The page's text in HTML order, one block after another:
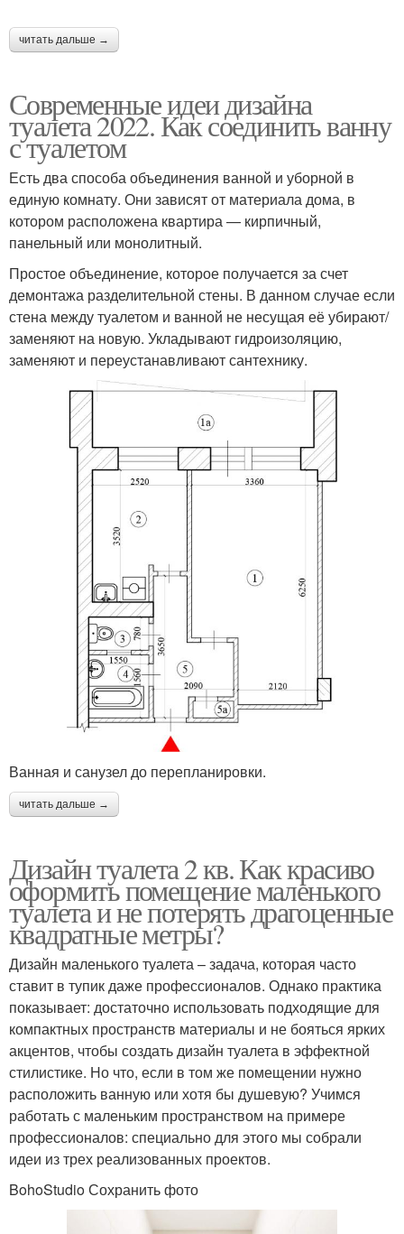
читать дальше →
Современные идеи дизайна
туалета 2022. Как соединить ванну
с туалетом
Есть два способа объединения ванной и уборной в
единую комнату. Они зависят от материала дома, в
котором расположена квартира — кирпичный,
панельный или монолитный.
Простое объединение, которое получается за счет
демонтажа разделительной стены. В данном случае если
стена между туалетом и ванной не несущая её убирают/
заменяют на новую. Укладывают гидроизоляцию,
заменяют и переустанавливают сантехнику.
Ванная и санузел до перепланировки.
читать дальше →
Дизайн туалета 2 кв. Как красиво
оформить помещение маленького
туалета и не потерять драгоценные
квадратные метры?
Дизайн маленького туалета – задача, которая часто
ставит в тупик даже профессионалов. Однако практика
показывает: достаточно использовать подходящие для
компактных пространств материалы и не бояться ярких
акцентов, чтобы создать дизайн туалета в эффектной
стилистике. Но что, если в том же помещении нужно
расположить ванную или хотя бы душевую? Учимся
работать с маленьким пространством на примере
профессионалов: специально для этого мы собрали
идеи из трех реализованных проектов.
BohoStudio Сохранить фото